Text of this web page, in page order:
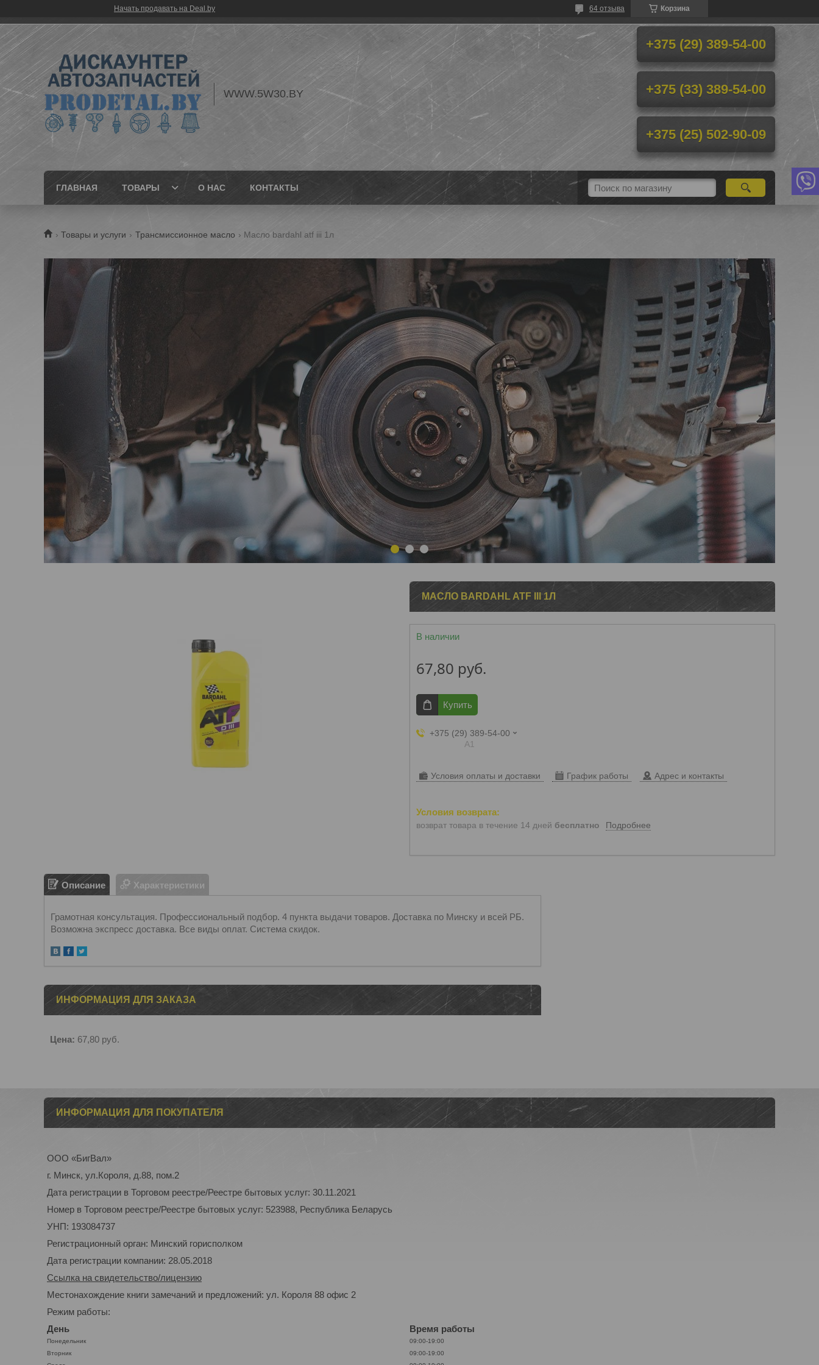
Начать продавать на Deal.by Корзина
64 отзыва
WWW.5W30.BY
+375 (29) 389-54-00
+375 (33) 389-54-00
+375 (25) 502-90-09
ГЛАВНАЯ ТОВАРЫ О НАС КОНТАКТЫ
Товары и услуги Трансмиссионное масло Масло bardahl atf iii 1л
МАСЛО BARDAHL ATF III 1Л
В наличии
67,80 руб.
Купить
+375 (29) 389-54-00
А1
Условия оплаты и доставки График работы Адрес и контакты
возврат товара в течение 14 дней бесплатно Подробнее
Описание Характеристики
Грамотная консультация. Профессиональный подбор. 4 пункта выдачи товаров. Доставка по Минску и всей РБ.
Возможна экспресс доставка. Все виды оплат. Система скидок.
ИНФОРМАЦИЯ ДЛЯ ЗАКАЗА
Цена: 67,80 руб.
ИНФОРМАЦИЯ ДЛЯ ПОКУПАТЕЛЯ
ООО «БигВал»
г. Минск, ул.Короля, д.88, пом.2
Дата регистрации в Торговом реестре/Реестре бытовых услуг: 30.11.2021
Номер в Торговом реестре/Реестре бытовых услуг: 523988, Республика Беларусь
УНП: 193084737
Регистрационный орган: Минский горисполком
Дата регистрации компании: 28.05.2018
Ссылка на свидетельство/лицензию
Местонахождение книги замечаний и предложений: ул. Короля 88 офис 2
Режим работы:
День
Время работы
Понедельник
09:00-19:00
Вторник
09:00-19:00